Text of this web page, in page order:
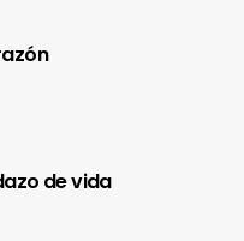
de vida